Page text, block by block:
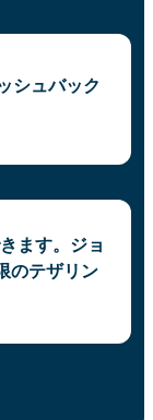
シュバック
ます。ジョ
のテザリン